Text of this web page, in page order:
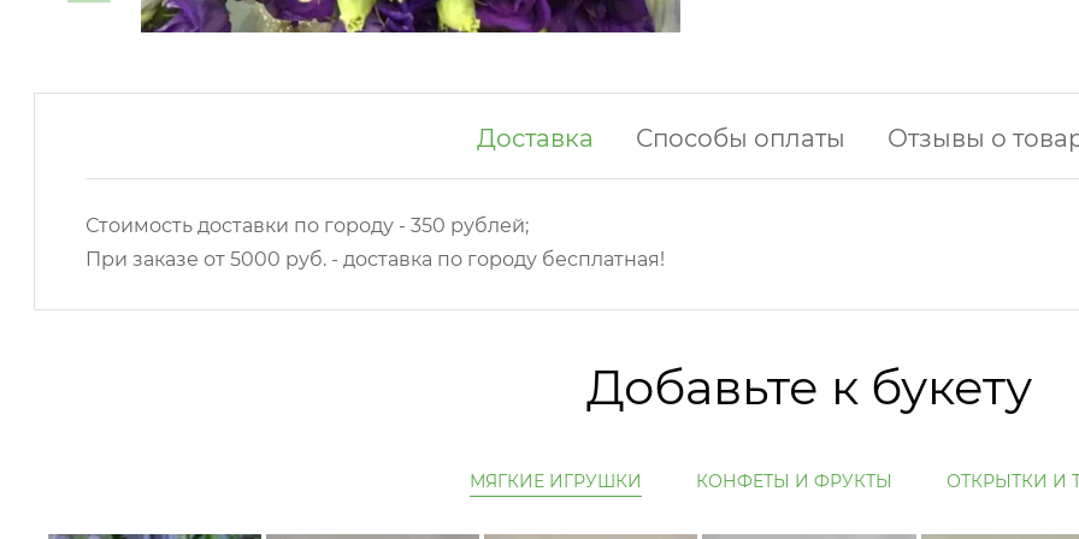
Доставка Способы оплаты Отзывы о
Стоимость доставки по городу - 350 рублей;
При заказе от 5000 руб. - доставка по городу бесплатная!
Добавьте к букету
МЯГКИЕ ИГРУШКИ КОНФЕТЫ И ФРУКТЫ ОТКРЫТКИ И